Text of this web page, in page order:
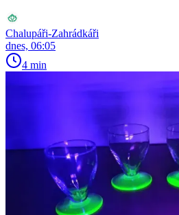
Chalupáři-Zahrádkáři
dnes, 06:05
4 min